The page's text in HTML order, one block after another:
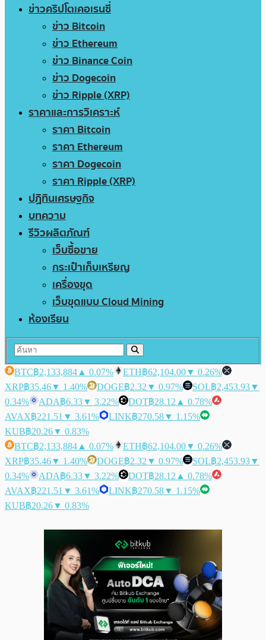
ข่าวคริปโตเคอเรนซี่
ข่าว Bitcoin
ข่าว Ethereum
ข่าว Binance Coin
ข่าว Dogecoin
ข่าว Ripple (XRP)
ราคาและการวิเคราะห์
ราคา Bitcoin
ราคา Ethereum
ราคา Dogecoin
ราคา Ripple (XRP)
ปฏิทินเศรษฐกิจ
บทความ
รีวิวผลิตภัณฑ์
เว็บซื้อขาย
กระเป๋าเก็บเหรียญ
เครื่องขุด
เว็บขุดแบบ Cloud Mining
ห้องเรียน
BTC฿2,133,884 ▲ 0.07% ETH฿62,104.00▼ 0.26%
XRP฿35.46▼ 1.40% DOGE฿2.32 ▼ 0.97% SOL฿2,453.93▼
0.34%
ADA฿6.33▼ 3.22% DOT฿28.12 ▲ 0.78%
AVAX฿221.51 ▼ 3.61% LINK฿270.58▼ 1.15%
KUB฿20.26▼ 0.83%
BTC฿2,133,884 ▲ 0.07% ETH฿62,104.00▼ 0.26%
XRP฿35.46▼ 1.40% DOGE฿2.32 ▼ 0.97% SOL฿2,453.93▼
0.34%
ADA฿6.33▼ 3.22% DOT฿28.12 ▲ 0.78%
AVAX฿221.51 ▼ 3.61% LINK฿270.58▼ 1.15%
KUB฿20.26▼ 0.83%